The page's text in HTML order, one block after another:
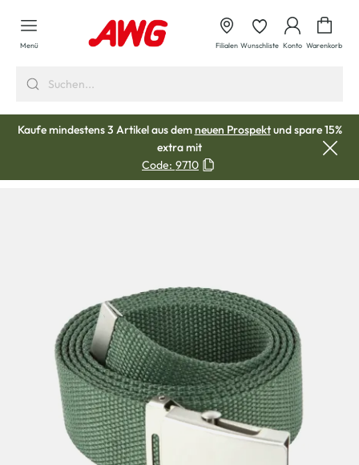
springen
Menü Filialen Wunschliste Konto Warenkorb
Kaufe mindestens 3 Artikel aus demneuen Prospektund spare 15%
extra mit
Code: 9710